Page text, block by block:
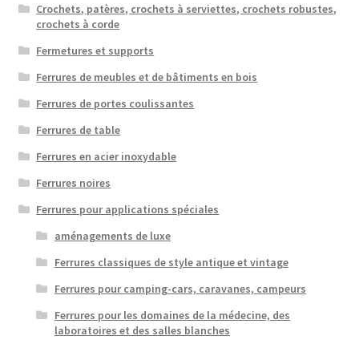
Crochets, patères, crochets à serviettes, crochets robustes,
crochets à corde
Fermetures et supports
Ferrures de meubles et de bâtiments en bois
Ferrures de portes coulissantes
Ferrures de table
Ferrures en acier inoxydable
Ferrures noires
Ferrures pour applications spéciales
aménagements de luxe
Ferrures classiques de style antique et vintage
Ferrures pour camping-cars, caravanes, campeurs
Ferrures pour les domaines de la médecine, des
laboratoires et des salles blanches